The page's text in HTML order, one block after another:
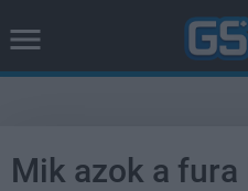
Mik azok a